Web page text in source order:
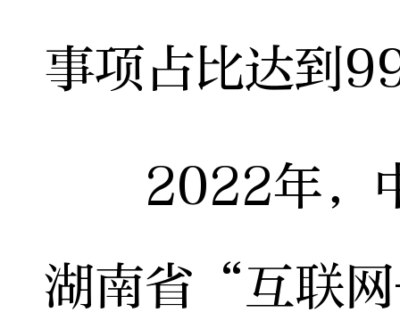
事项占比达到
2022年，中
湖南省“互联